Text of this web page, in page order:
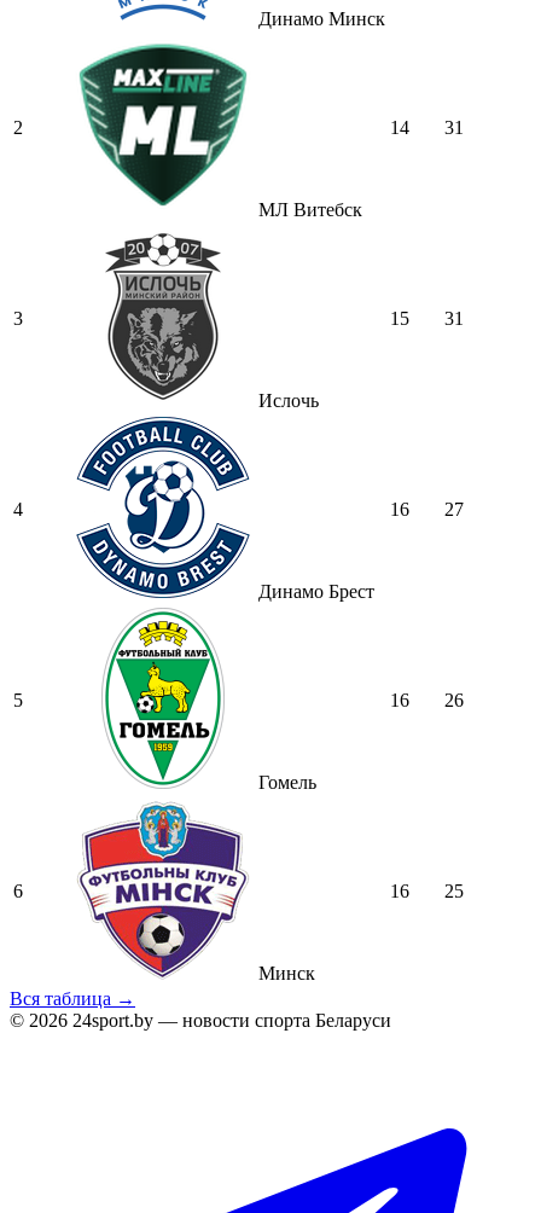
Динамо Минск
2
МЛ Витебск
14 31
3
Ислочь
15 31
4
Динамо Брест
16 27
5
Гомель
16 26
6
Минск
16 25
Вся таблица →
© 2026 24sport.by — новости спорта Беларуси